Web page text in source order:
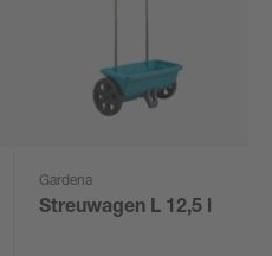
Gardena
Streuwagen L 12,5 l